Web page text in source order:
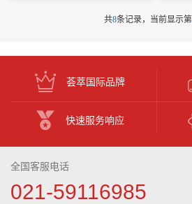
共8条记录，当前显示第
荟萃国际品牌
快速服务响应
全国客服电话
021-59116985